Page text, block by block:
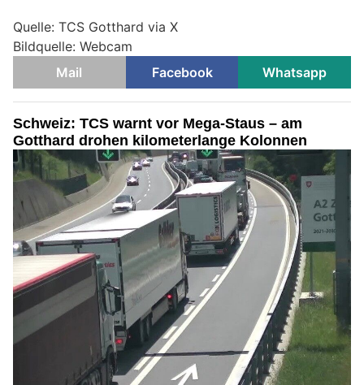
Quelle: TCS Gotthard via X
Bildquelle: Webcam
Mail
Facebook Whatsapp
Schweiz: TCS warnt vor Mega-Staus – am
Gotthard drohen kilometerlange Kolonnen